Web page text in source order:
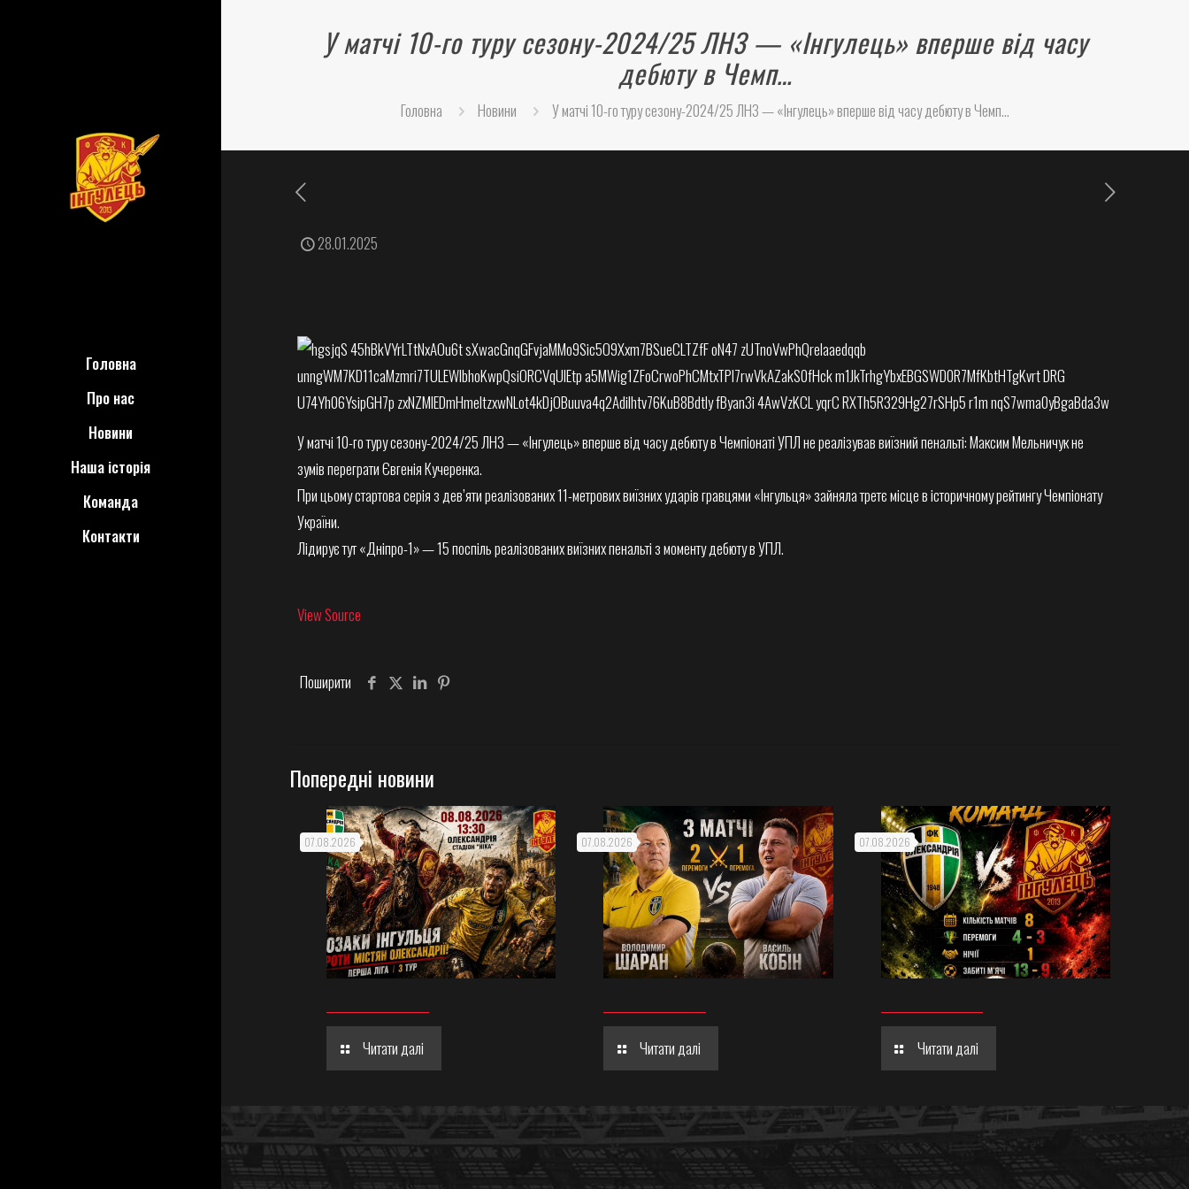
Головна
Про нас
Новини
Наша історія
Команда
Контакти
У матчі 10-го туру сезону-2024/25 ЛНЗ — «Інгулець» вперше від часу
дебюту в Чемп…
Головна Новини У матчі 10-го туру сезону-2024/25 ЛНЗ — «Інгулець» вперше від часу дебюту в Чемп…
28.01.2025
У матчі 10-го туру сезону-2024/25 ЛНЗ — «Інгулець» вперше від часу дебюту в Чемпіонаті УПЛ не реалізував виїзний пенальті: Максим Мельничук не
зумів переграти Євгенія Кучеренка.
При цьому стартова серія з дев’яти реалізованих 11-метрових виїзних ударів гравцями «Інгульця» зайняла третє місце в історичному рейтингу Чемпіонату
України.
Лідирує тут «Дніпро-1» — 15 поспіль реалізованих виїзних пенальті з моменту дебюту в УПЛ.
View Source
Поширити
Попередні новини
07.08.2026
Читати далі
07.08.2026
Читати далі
07.08.2026
Читати далі